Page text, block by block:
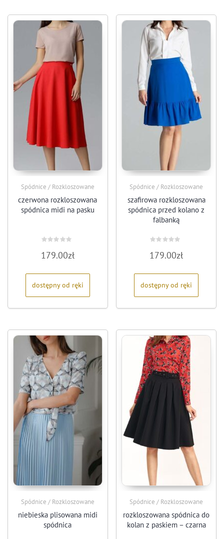
Spódnice / Rozkloszowane
czerwona rozkloszowana
spódnica midi na pasku
0
na
179.00zł
dostępny od ręki
Spódnice / Rozkloszowane
szafirowa rozkloszowana
spódnica przed kolano z
falbanką
0
na
179.00zł
dostępny od ręki
Spódnice / Rozkloszowane
niebieska plisowana midi
spódnica
Spódnice / Rozkloszowane
rozkloszowana spódnica do
kolan z paskiem – czarna